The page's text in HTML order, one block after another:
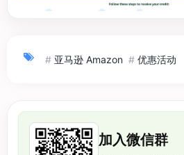
# 亚马逊 Amazon # 优惠活动
加入微信群